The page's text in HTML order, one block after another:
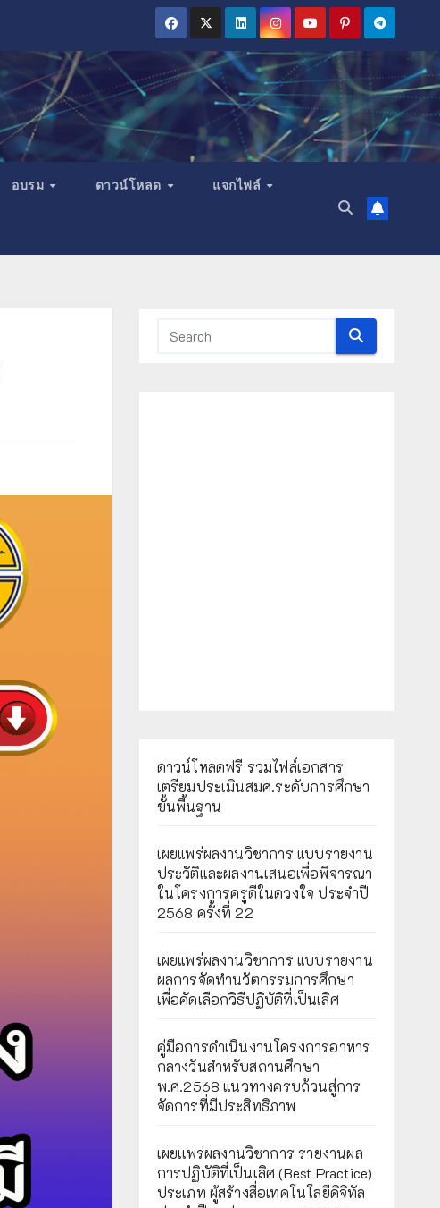
อบรม ดาวน์โหลด แจกไฟล์
ดาวน์โหลดฟรี รวมไฟล์เอกสาร
เตรียมประเมินสมศ.ระดับการศึกษา
ขั้นพื้นฐาน
เผยแพร่ผลงานวิชาการ แบบรายงาน
ประวัติและผลงานเสนอเพื่อพิจารณา
ในโครงการครูดีในดวงใจ ประจำปี
2568 ครั้งที่ 22
เผยแพร่ผลงานวิชาการ แบบรายงาน
ผลการจัดทำนวัตกรรมการศึกษา
เพื่อคัดเลือกวิธีปฏิบัติที่เป็นเลิศ
คู่มือการดำเนินงานโครงการอาหาร
กลางวันสำหรับสถานศึกษา
พ.ศ.2568 แนวทางครบถ้วนสู่การ
จัดการที่มีประสิทธิภาพ
เผยเเพร่ผลงานวิชาการ รายงานผล
การปฏิบัติที่เป็นเลิศ (Best Practice)
ประเภท ผู้สร้างสื่อเทคโนโลยีดิจิทัล